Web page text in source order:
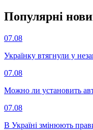
Популярнi
07.08
Українку втягнули у
07.08
Можно ли установить
07.08
В Україні змінюють